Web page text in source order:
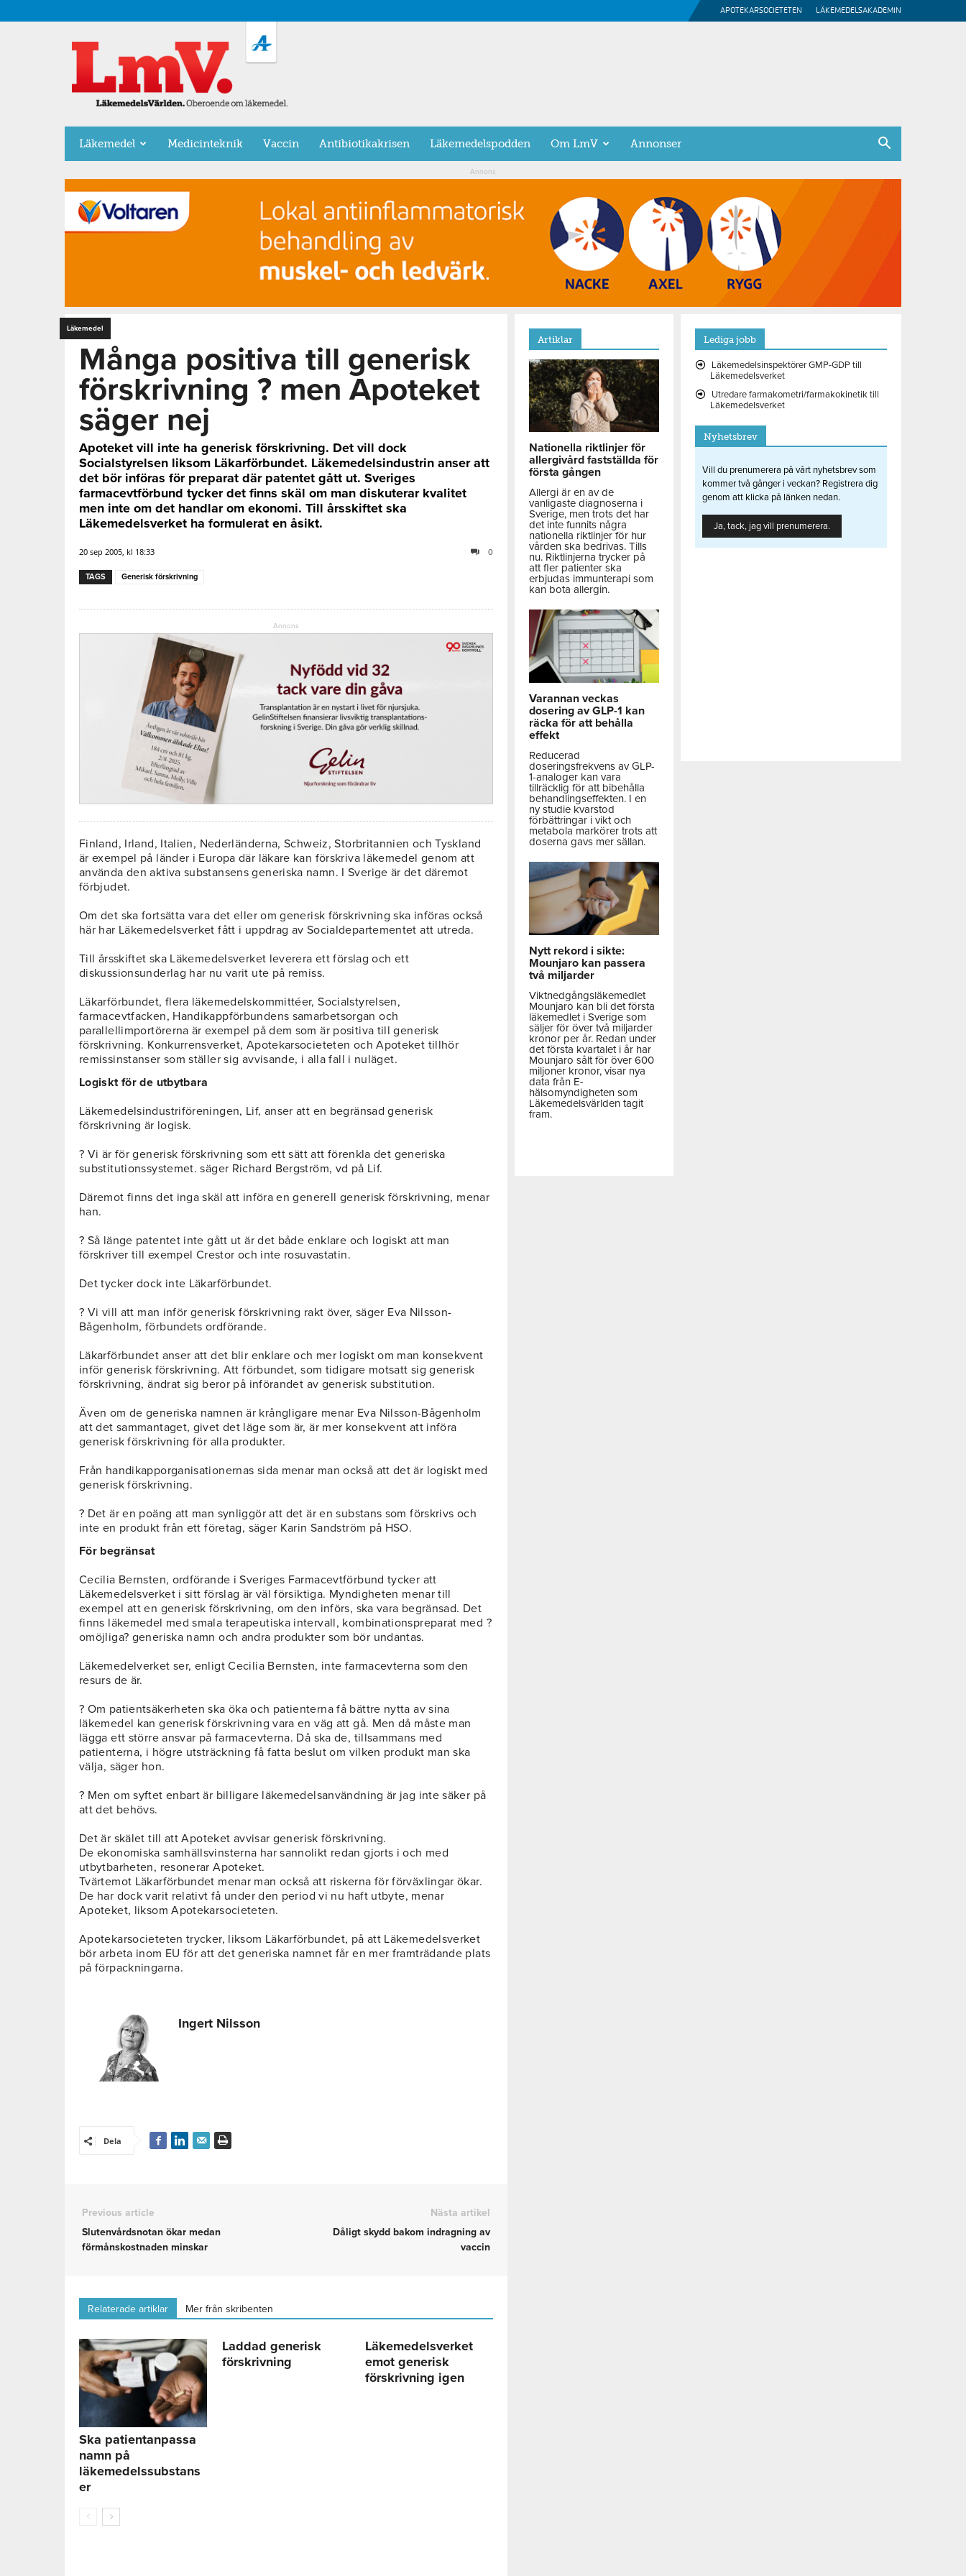
APOTEKARSOCIETETEN LÄKEMEDELSAKADEMIN
LäkemedelsVärlden
Läkemedel Medicinteknik Vaccin Antibiotikakrisen Läkemedelspodden Om LmV Annonser
Annons
Läkemedel
Många positiva till generisk
förskrivning ? men Apoteket
säger nej
Apoteket vill inte ha generisk förskrivning. Det vill dock
Socialstyrelsen liksom Läkarförbundet. Läkemedelsindustrin anser att
det bör införas för preparat där patentet gått ut. Sveriges
farmacevtförbund tycker det finns skäl om man diskuterar kvalitet
men inte om det handlar om ekonomi. Till årsskiftet ska
Läkemedelsverket ha formulerat en åsikt.
20 sep 2005, kl 18:33 0
TAGS Generisk förskrivning
Annons
Finland, Irland, Italien, Nederländerna, Schweiz, Storbritannien och Tyskland
är exempel på länder i Europa där läkare kan förskriva läkemedel genom att
använda den aktiva substansens generiska namn. I Sverige är det däremot
förbjudet.
Om det ska fortsätta vara det eller om generisk förskrivning ska införas också
här har Läkemedelsverket fått i uppdrag av Socialdepartementet att utreda.
Till årsskiftet ska Läkemedelsverket leverera ett förslag och ett
diskussionsunderlag har nu varit ute på remiss.
Läkarförbundet, flera läkemedelskommittéer, Socialstyrelsen,
farmacevtfacken, Handikappförbundens samarbetsorgan och
parallellimportörerna är exempel på dem som är positiva till generisk
förskrivning. Konkurrensverket, Apotekarsocieteten och Apoteket tillhör
remissinstanser som ställer sig avvisande, i alla fall i nuläget.
Logiskt för de utbytbara
Läkemedelsindustriföreningen, Lif, anser att en begränsad generisk
förskrivning är logisk.
? Vi är för generisk förskrivning som ett sätt att förenkla det generiska
substitutionssystemet. säger Richard Bergström, vd på Lif.
Däremot finns det inga skäl att införa en generell generisk förskrivning, menar
han.
? Så länge patentet inte gått ut är det både enklare och logiskt att man
förskriver till exempel Crestor och inte rosuvastatin.
Det tycker dock inte Läkarförbundet.
? Vi vill att man inför generisk förskrivning rakt över, säger Eva Nilsson-
Bågenholm, förbundets ordförande.
Läkarförbundet anser att det blir enklare och mer logiskt om man konsekvent
inför generisk förskrivning. Att förbundet, som tidigare motsatt sig generisk
förskrivning, ändrat sig beror på införandet av generisk substitution.
Även om de generiska namnen är krångligare menar Eva Nilsson-Bågenholm
att det sammantaget, givet det läge som är, är mer konsekvent att införa
generisk förskrivning för alla produkter.
Från handikapporganisationernas sida menar man också att det är logiskt med
generisk förskrivning.
? Det är en poäng att man synliggör att det är en substans som förskrivs och
inte en produkt från ett företag, säger Karin Sandström på HSO.
För begränsat
Cecilia Bernsten, ordförande i Sveriges Farmacevtförbund tycker att
Läkemedelsverket i sitt förslag är väl försiktiga. Myndigheten menar till
exempel att en generisk förskrivning, om den införs, ska vara begränsad. Det
finns läkemedel med smala terapeutiska intervall, kombinationspreparat med ?
omöjliga? generiska namn och andra produkter som bör undantas.
Läkemedelverket ser, enligt Cecilia Bernsten, inte farmacevterna som den
resurs de är.
? Om patientsäkerheten ska öka och patienterna få bättre nytta av sina
läkemedel kan generisk förskrivning vara en väg att gå. Men då måste man
lägga ett större ansvar på farmacevterna. Då ska de, tillsammans med
patienterna, i högre utsträckning få fatta beslut om vilken produkt man ska
välja, säger hon.
? Men om syftet enbart är billigare läkemedelsanvändning är jag inte säker på
att det behövs.
Det är skälet till att Apoteket avvisar generisk förskrivning.
De ekonomiska samhällsvinsterna har sannolikt redan gjorts i och med
utbytbarheten, resonerar Apoteket.
Tvärtemot Läkarförbundet menar man också att riskerna för förväxlingar ökar.
De har dock varit relativt få under den period vi nu haft utbyte, menar
Apoteket, liksom Apotekarsocieteten.
Apotekarsocieteten trycker, liksom Läkarförbundet, på att Läkemedelsverket
bör arbeta inom EU för att det generiska namnet får en mer framträdande plats
på förpackningarna.
Ingert Nilsson
Dela
Previous article
Slutenvårdsnotan ökar medan
förmånskostnaden minskar
Nästa artikel
Dåligt skydd bakom indragning av
vaccin
Relaterade artiklar Mer från skribenten
Ska patientanpassa
namn på
läkemedelssubstans
er
Laddad generisk
förskrivning
Läkemedelsverket
emot generisk
förskrivning igen
Artiklar
Nationella riktlinjer för
allergivård fastställda för
första gången
Allergi är en av de
vanligaste diagnoserna i
Sverige, men trots det har
det inte funnits några
nationella riktlinjer för hur
vården ska bedrivas. Tills
nu. Riktlinjerna trycker på
att fler patienter ska
erbjudas immunterapi som
kan bota allergin.
Varannan veckas
dosering av GLP-1 kan
räcka för att behålla
effekt
Reducerad
doseringsfrekvens av GLP-
1-analoger kan vara
tillräcklig för att bibehålla
behandlingseffekten. I en
ny studie kvarstod
förbättringar i vikt och
metabola markörer trots att
doserna gavs mer sällan.
Nytt rekord i sikte:
Mounjaro kan passera
två miljarder
Viktnedgångsläkemedlet
Mounjaro kan bli det första
läkemedlet i Sverige som
säljer för över två miljarder
kronor per år. Redan under
det första kvartalet i år har
Mounjaro sålt för över 600
miljoner kronor, visar nya
data från E-
hälsomyndigheten som
Läkemedelsvärlden tagit
fram.
Lediga jobb
Läkemedelsinspektörer GMP-GDP till
Läkemedelsverket
Utredare farmakometri/farmakokinetik till
Läkemedelsverket
Nyhetsbrev
Vill du prenumerera på vårt nyhetsbrev som
kommer två gånger i veckan? Registrera dig
genom att klicka på länken nedan.
Ja, tack, jag vill prenumerera.